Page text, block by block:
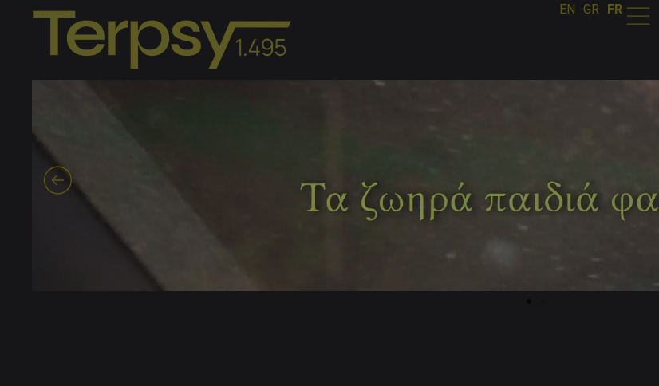
EN GR FR